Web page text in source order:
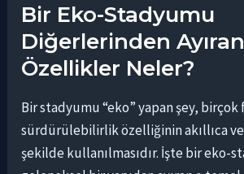
Bir Eko-Stadyumu
Diğerlerinden
Özellikler Neler?
Bir stadyumu “eko” yapan şey, birçok
sürdürülebilirlik özelliğinin akıllıca
şekilde kullanılmasıdır. İşte bir eko-